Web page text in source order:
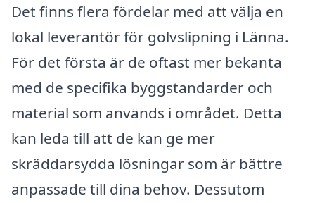
Det finns flera fördelar med att välja en
lokal leverantör för golvslipning i Länna.
För det första är de oftast mer bekanta
med de specifika byggstandarder och
material som används i området. Detta
kan leda till att de kan ge mer
skräddarsydda lösningar som är bättre
anpassade till dina behov. Dessutom